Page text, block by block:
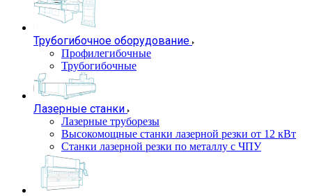
Трубогибочное оборудование
Профилегибочные
Трубогибочные
Лазерные станки
Лазерные труборезы
Высокомощные станки лазерной резки от 12 кВт
Станки лазерной резки по металлу с ЧПУ